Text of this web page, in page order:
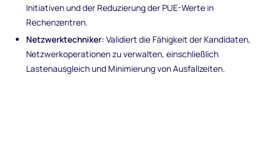
Initiativen und der Reduzierung der PUE-Werte in
Rechenzentren.
Netzwerktechniker: Validiert die Fähigkeit der Kandidaten,
Netzwerkoperationen zu verwalten, einschließlich
Lastenausgleich und Minimierung von Ausfallzeiten.